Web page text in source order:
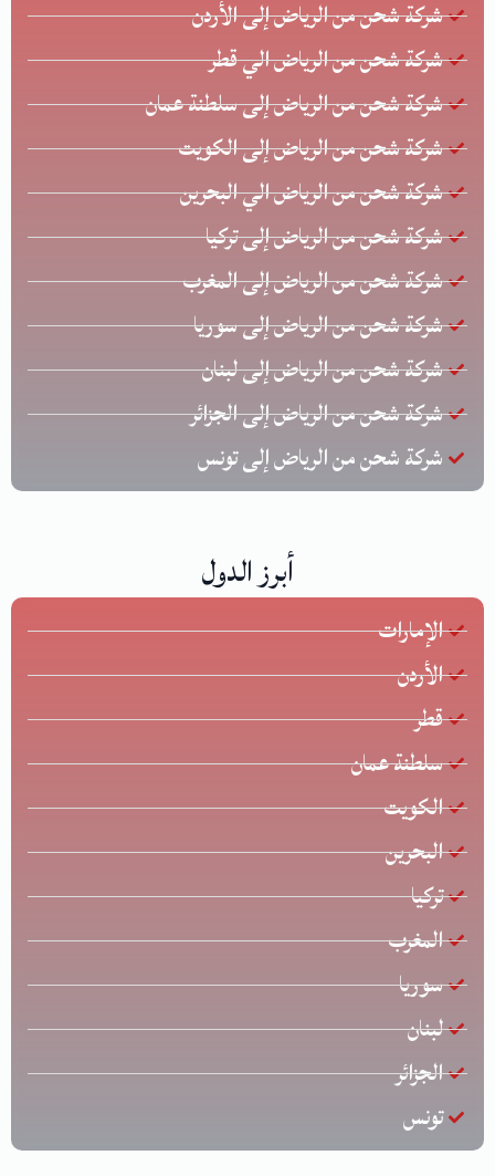
شركة شحن من الرياض إلى الأردن
شركة شحن من الرياض الي قطر
شركة شحن من الرياض إلى سلطنة عمان
شركة شحن من الرياض إلى الكويت
شركة شحن من الرياض الي البحرين
شركة شحن من الرياض إلى تركيا
شركة شحن من الرياض إلى المغرب
شركة شحن من الرياض إلى سوريا
شركة شحن من الرياض إلى لبنان
شركة شحن من الرياض إلى الجزائر
شركة شحن من الرياض إلى تونس
أبرز الدول
الإمارات
الأردن
قطر
سلطنة عمان
الكويت
البحرين
تركيا
المغرب
سوريا
لبنان
الجزائر
تونس